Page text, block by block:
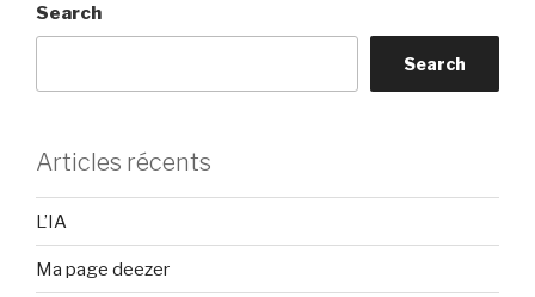
Search
Search
Articles récents
L’IA
Ma page deezer